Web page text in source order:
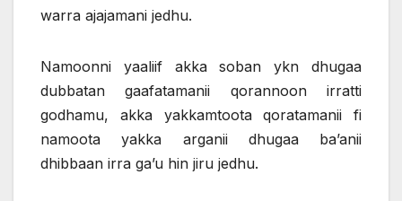
warra ajajamani jedhu.
Namoonni yaaliif akka soban ykn dhugaa
dubbatan gaafatamanii qorannoon irratti
godhamu, akka yakkamtoota qoratamanii fi
namoota yakka arganii dhugaa ba’anii
dhibbaan irra ga’u hin jiru jedhu.